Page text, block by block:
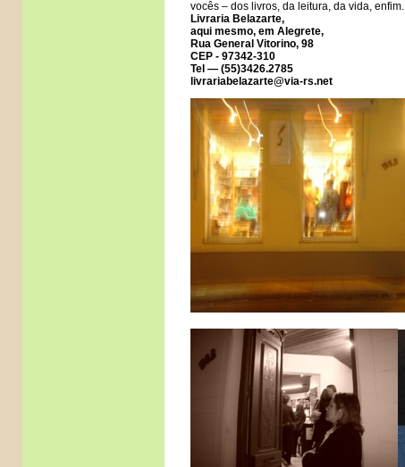
vocês – dos livros, da leitura, da vida, enfim.
Livraria Belazarte,
aqui mesmo, em Alegrete,
Rua General Vitorino, 98
CEP - 97342-310
Tel — (55)3426.2785
livrariabelazarte@via-rs.net